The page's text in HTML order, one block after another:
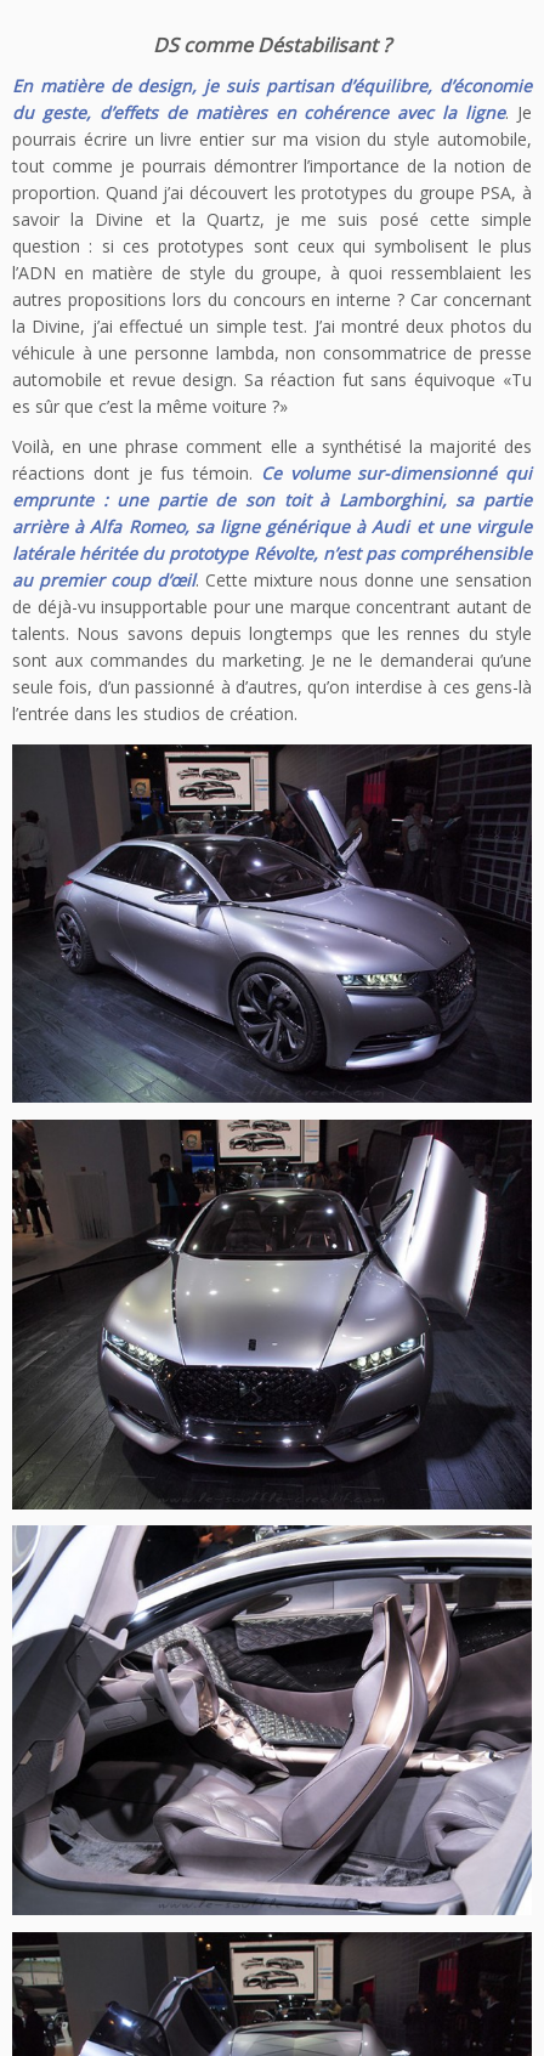
DS comme Déstabilisant ?
En matière de design, je suis partisan d’équilibre, d’économie
du geste, d’effets de matières en cohérence avec la ligne. Je
pourrais écrire un livre entier sur ma vision du style automobile,
tout comme je pourrais démontrer l’importance de la notion de
proportion. Quand j’ai découvert les prototypes du groupe PSA, à
savoir la Divine et la Quartz, je me suis posé cette simple
question : si ces prototypes sont ceux qui symbolisent le plus
l’ADN en matière de style du groupe, à quoi ressemblaient les
autres propositions lors du concours en interne ? Car concernant
la Divine, j’ai effectué un simple test. J’ai montré deux photos du
véhicule à une personne lambda, non consommatrice de presse
automobile et revue design. Sa réaction fut sans équivoque «Tu
es sûr que c’est la même voiture ?»
Voilà, en une phrase comment elle a synthétisé la majorité des
réactions dont je fus témoin. Ce volume sur-dimensionné qui
emprunte : une partie de son toit à Lamborghini, sa partie
arrière à Alfa Romeo, sa ligne générique à Audi et une virgule
latérale héritée du prototype Révolte, n’est pas compréhensible
au premier coup d’œil. Cette mixture nous donne une sensation
de déjà-vu insupportable pour une marque concentrant autant de
talents. Nous savons depuis longtemps que les rennes du style
sont aux commandes du marketing. Je ne le demanderai qu’une
seule fois, d’un passionné à d’autres, qu’on interdise à ces gens-là
l’entrée dans les studios de création.